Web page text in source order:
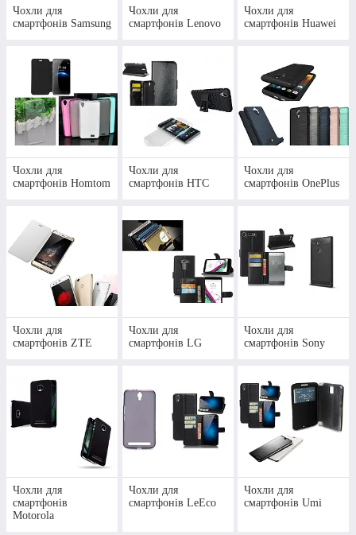
Прозорий силіконовий чохол
для HUAWEI P SMART PLUS
Еластичний матеріал, добре прилягає до телефону.
Зносостійкий, практичний, легко чиститься від
забруднень.
Дізнатися деталі
Чохли для
смартфонів Samsung
Чохли для
смартфонів Lenovo
Чохли для
смартфонів Huawei
Чохли для
смартфонів Homtom
Чохли для
смартфонів HTC
Чохли для
смартфонів OnePlus
Чохли для
смартфонів ZTE
Чохли для
смартфонів LG
Чохли для
смартфонів Sony
Чохли для
смартфонів
Motorola
Чохли для
смартфонів LeEco
Чохли для
смартфонів Umi